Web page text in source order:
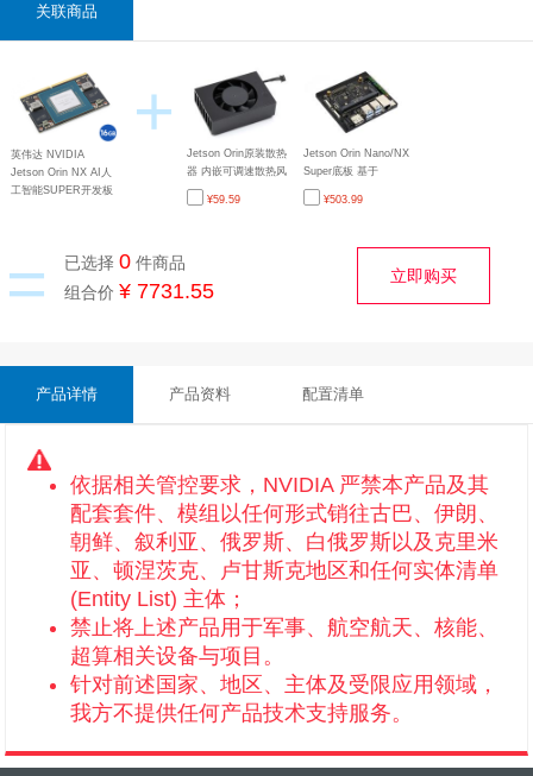
关联商品
英伟达 NVIDIA
Jetson Orin NX AI人
工智能SUPER开发板
+
Jetson Orin原装散热
器 内嵌可调速散热风
扇 兼容Jetson Orin
Nano和Jetson Orin
¥59.59
Jetson Orin Nano/NX
Super底板 基于
Jetson Orin Nano/NX
人工智能AI模组设计
¥503.99
= 已选择 0件商品
组合价 ¥ 7731.55
立即购买
产品详情 产品资料 配置清单
依据相关管控要求，NVIDIA 严禁本产品及其
配套套件、模组以任何形式销往古巴、伊朗、
朝鲜、叙利亚、俄罗斯、白俄罗斯以及克里米
亚、顿涅茨克、卢甘斯克地区和任何实体清单
(Entity List) 主体；
禁止将上述产品用于军事、航空航天、核能、
超算相关设备与项目。
针对前述国家、地区、主体及受限应用领域，
我方不提供任何产品技术支持服务。